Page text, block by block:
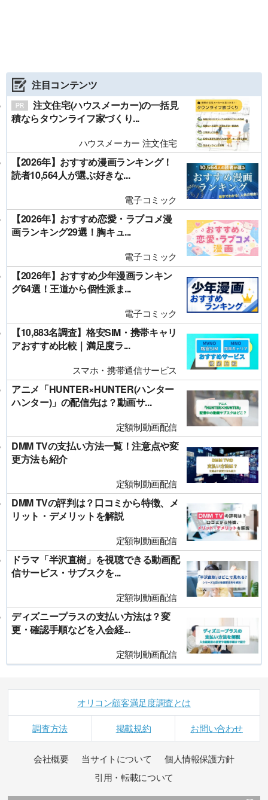
注目コンテンツ
注文住宅(ハウスメーカー)の一括見
積ならタウンライフ家づくり...
ハウスメーカー 注文住宅
【2026年】おすすめ漫画ランキング！
読者10,564人が選ぶ好きな...
電子コミック
【2026年】おすすめ恋愛・ラブコメ漫
画ランキング29選！胸キュ...
電子コミック
【2026年】おすすめ少年漫画ランキン
グ64選！王道から個性派ま...
電子コミック
【10,883名調査】格安SIM・携帯キャリ
アおすすめ比較｜満足度ラ...
スマホ・携帯通信サービス
アニメ「HUNTER×HUNTER(ハンター
ハンター)」の配信先は？動画サ...
定額制動画配信
DMM TVの支払い方法一覧！注意点や変
更方法も紹介
定額制動画配信
DMM TVの評判は？口コミから特徴、メ
リット・デメリットを解説
定額制動画配信
ドラマ「半沢直樹」を視聴できる動画配
信サービス・サブスクを...
定額制動画配信
ディズニープラスの支払い方法は？変
更・確認手順などを入会経...
定額制動画配信
オリコン顧客満足度調査とは
調査方法 掲載規約 お問い合わせ
会社概要 当サイトについて
個人情報保護方針
引用・転載について